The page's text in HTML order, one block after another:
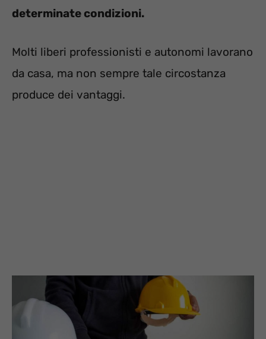
determinate condizioni.
Molti liberi professionisti e autonomi lavorano
da casa, ma non sempre tale circostanza
produce dei vantaggi.